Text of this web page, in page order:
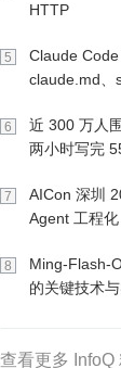
HTTP
5
Claude
claude.md、
6
近 300 万人
两小时写完
7
AICon 深圳
Agent 工程化
8
Ming-Flash-
的关键技术
查看更多 InfoQ